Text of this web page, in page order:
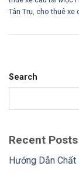
Tân Trụ, cho thuê xe
Search
Recent Posts
Hướng Dẫn Chất